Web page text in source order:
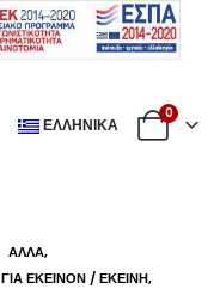
ΕΛΛΗΝΙΚΆ
0
ΆΛΛΑ,
ΓΙΑ ΕΚΕΊΝΟΝ / ΕΚΕΊΝΗ,